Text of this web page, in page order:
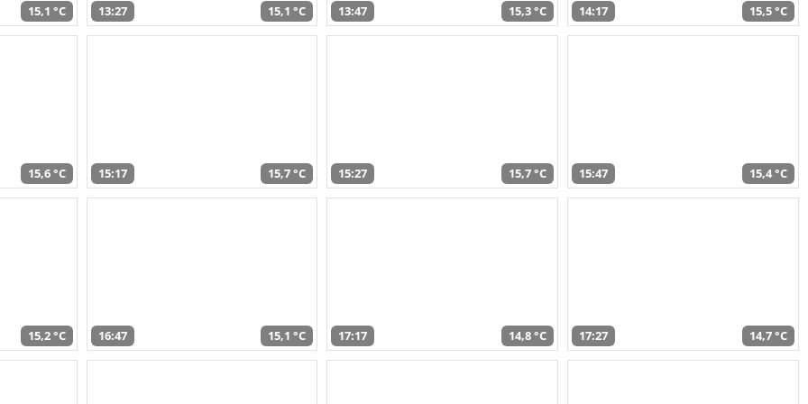
15,1 °C 13:27 15,1 °C 13:47 15,3 °C 14:17 15,5 °C
15,6 °C 15:17 15,7 °C 15:27 15,7 °C 15:47 15,4 °C
15,2 °C 16:47 15,1 °C 17:17 14,8 °C 17:27 14,7 °C